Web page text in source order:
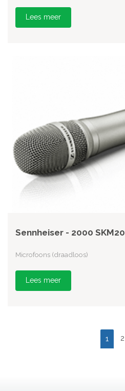
Lees meer
Sennheiser - 2000
Microfoons (draadloos)
Lees meer
1 2